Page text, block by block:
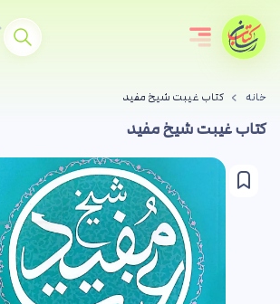
خانه کتاب غیبت شیخ مفید
کتاب غیبت شیخ مفید